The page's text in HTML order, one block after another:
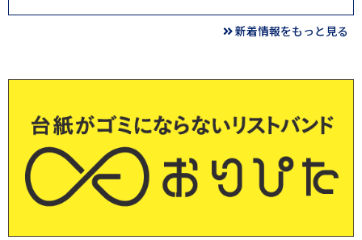
新着情報をもっと見る